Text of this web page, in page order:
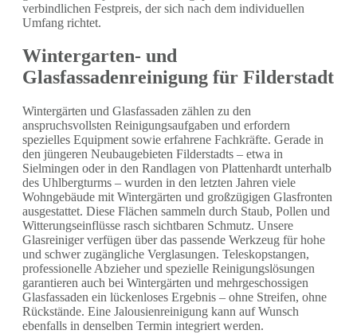
verbindlichen Festpreis, der sich nach dem individuellen
Umfang richtet.
Wintergarten- und
Glasfassadenreinigung für Filderstadt
Wintergärten und Glasfassaden zählen zu den
anspruchsvollsten Reinigungsaufgaben und erfordern
spezielles Equipment sowie erfahrene Fachkräfte. Gerade in
den jüngeren Neubaugebieten Filderstadts – etwa in
Sielmingen oder in den Randlagen von Plattenhardt unterhalb
des Uhlbergturms – wurden in den letzten Jahren viele
Wohngebäude mit Wintergärten und großzügigen Glasfronten
ausgestattet. Diese Flächen sammeln durch Staub, Pollen und
Witterungseinflüsse rasch sichtbaren Schmutz. Unsere
Glasreiniger verfügen über das passende Werkzeug für hohe
und schwer zugängliche Verglasungen. Teleskopstangen,
professionelle Abzieher und spezielle Reinigungslösungen
garantieren auch bei Wintergärten und mehrgeschossigen
Glasfassaden ein lückenloses Ergebnis – ohne Streifen, ohne
Rückstände. Eine Jalousienreinigung kann auf Wunsch
ebenfalls in denselben Termin integriert werden.